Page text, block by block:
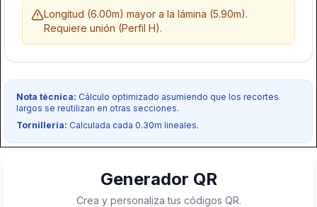
Longitud (6.00m) mayor a la lámina (5.90m).
Requiere unión (Perfil H).
Nota técnica: Cálculo optimizado asumiendo que los recortes
largos se reutilizan en otras secciones.
Tornillería: Calculada cada 0.30m lineales.
el peso (colocación recomendada cada 1.20m).
Omega (Furring):Perfil secundario donde se
atornilla directamente la tablilla de PVC.
Generador QR
Crea y personaliza tus códigos QR.